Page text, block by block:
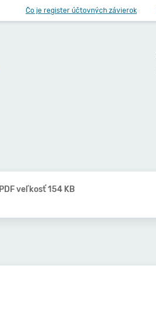
Čo je register účtovných závierok
PDF veľkosť 154 KB